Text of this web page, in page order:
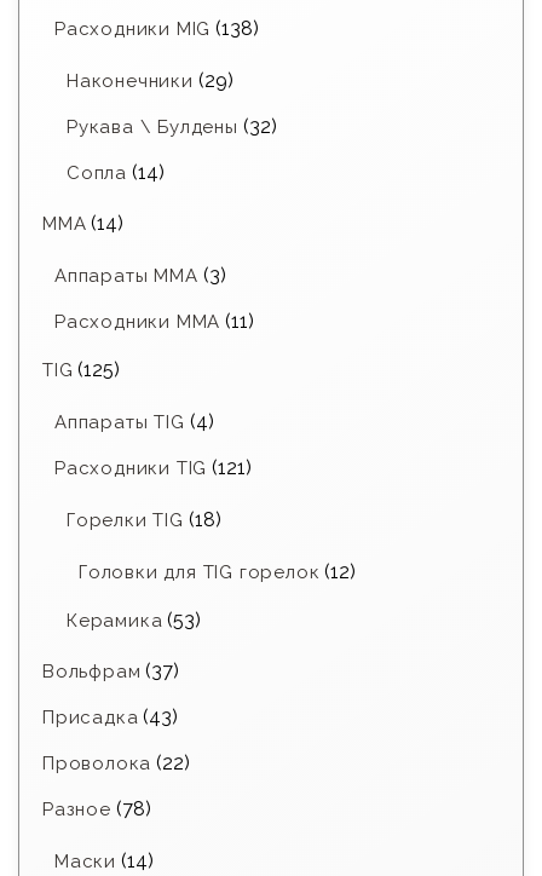
Расходники MIG (138)
Наконечники (29)
Рукава \ Булдены (32)
Сопла (14)
MMA (14)
Аппараты MMA (3)
Расходники ММА (11)
TIG (125)
Аппараты TIG (4)
Расходники TIG (121)
Горелки TIG (18)
Головки для TIG горелок (12)
Керамика (53)
Вольфрам (37)
Присадка (43)
Проволока (22)
Разное (78)
Маски (14)